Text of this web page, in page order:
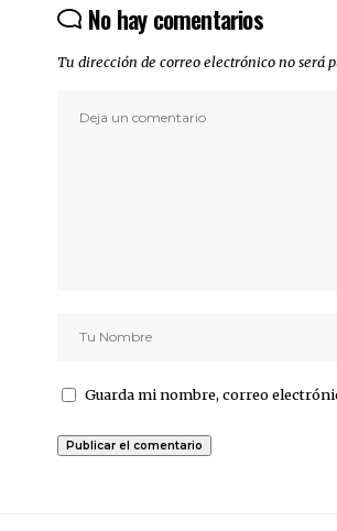
No hay comentarios
Tu dirección de correo electrónico no será
Guarda mi nombre, correo